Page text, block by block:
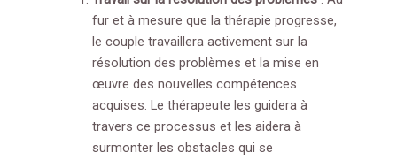
fur et à mesure que la thérapie progresse,
le couple travaillera activement sur la
résolution des problèmes et la mise en
œuvre des nouvelles compétences
acquises. Le thérapeute les guidera à
travers ce processus et les aidera à
surmonter les obstacles qui se